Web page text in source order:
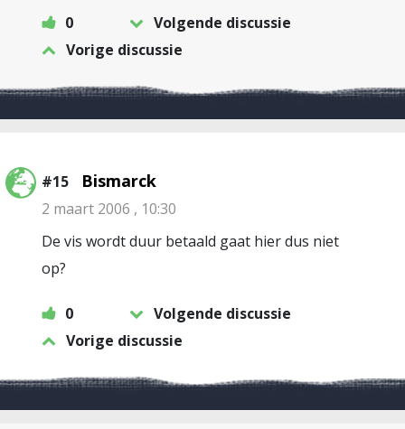
0
Volgende discussie
Vorige discussie
#15 Bismarck
2 maart 2006 , 10:30
De vis wordt duur betaald gaat hier dus niet
op?
0
Volgende discussie
Vorige discussie